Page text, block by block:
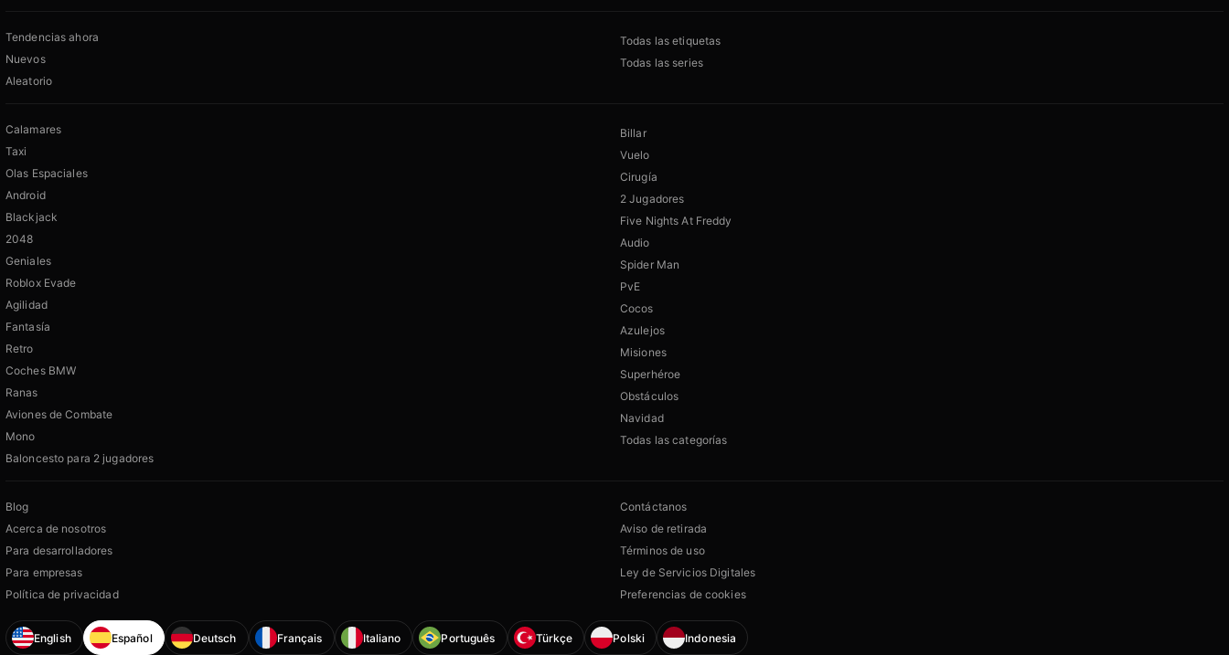
Tendencias ahora
Nuevos
Aleatorio
Todas las etiquetas
Todas las series
Calamares
Taxi
Olas Espaciales
Android
Blackjack
2048
Geniales
Roblox Evade
Agilidad
Fantasía
Retro
Coches BMW
Ranas
Aviones de Combate
Mono
Baloncesto para 2 jugadores
Billar
Vuelo
Cirugía
2 Jugadores
Five Nights At Freddy
Audio
Spider Man
PvE
Cocos
Azulejos
Misiones
Superhéroe
Obstáculos
Navidad
Todas las categorías
Blog
Acerca de nosotros
Para desarrolladores
Para empresas
Política de privacidad
Contáctanos
Aviso de retirada
Términos de uso
Ley de Servicios Digitales
Preferencias de cookies
English Español Deutsch Français Italiano Português Türkçe Polski Indonesia